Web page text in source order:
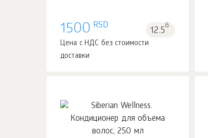
1500 RSD 12.5б.
Цена с НДС без стоимости
доставки